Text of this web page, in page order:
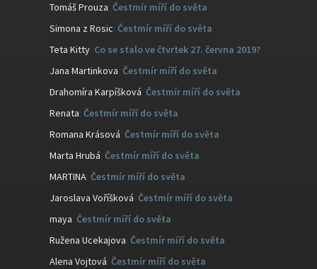
Tomáš Prouza Čestmír míří do světa
Simona z Rosic Čestmír míří do světa
Teta Kitty Co se stalo ve čtvrtek 27. června 2019?
Jana Martinkova Čestmír míří do světa
Drahomíra Karpíšková Čestmír míří do světa
Renata Čestmír míří do světa
Romana Krásová Čestmír míří do světa
Marta Hrubá Čestmír míří do světa
MARTINA Čestmír míří do světa
Jaroslava Voříšková Čestmír míří do světa
maya Čestmír míří do světa
Ružena Ucekajova Čestmír míří do světa
Alena Vojtová Čestmír míří do světa